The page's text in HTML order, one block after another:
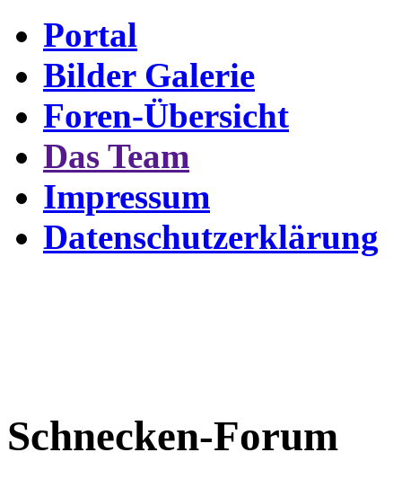
Portal
Bilder Galerie
Foren-Übersicht
Das Team
Impressum
Datenschutzerklärung
Schnecken-Forum